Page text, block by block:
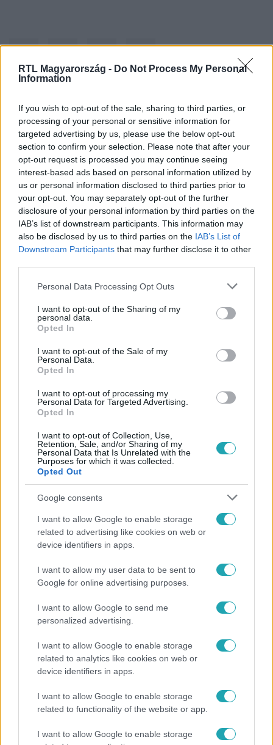
RTL Magyarország - Do Not Process My Personal
Information
If you wish to opt-out of the sale, sharing to third parties, or
processing of your personal or sensitive information for
targeted advertising by us, please use the below opt-out
section to confirm your selection. Please note that after your
opt-out request is processed you may continue seeing
interest-based ads based on personal information utilized by
us or personal information disclosed to third parties prior to
your opt-out. You may separately opt-out of the further
disclosure of your personal information by third parties on the
IAB’s list of downstream participants. This information may
also be disclosed by us to third parties on the IAB’s List of
Downstream Participants that may further disclose it to other
Please note that this website/app uses one or more Google
not limited to your visit or usage behaviour. You may click to
grant or deny consent to Google and its third-party tags to
use your data for below specified purposes in below Google
consent section.
Personal Data Processing Opt Outs
I want to opt-out of the Sharing of my
personal data.
Opted In
I want to opt-out of the Sale of my
Personal Data.
Opted In
I want to opt-out of processing my
Personal Data for Targeted Advertising.
Opted In
I want to opt-out of Collection, Use,
Retention, Sale, and/or Sharing of my
Personal Data that Is Unrelated with the
Purposes for which it was collected.
Opted Out
Google consents
I want to allow Google to enable storage
related to advertising like cookies on web or
device identifiers in apps.
I want to allow my user data to be sent to
Google for online advertising purposes.
I want to allow Google to send me
personalized advertising.
I want to allow Google to enable storage
related to analytics like cookies on web or
device identifiers in apps.
I want to allow Google to enable storage
related to functionality of the website or app.
I want to allow Google to enable storage
Kövess minket, és értesülj a friss hírekről a
Facebookon is!
Követem
#KULTÚRA #SZIGET 2025 #SZIGET FESZTIVÁL
Népszerű
14:09
Reggeli
„A csúcs opcionális, a biztonságos hazatérés
kötelező” – 50 méterre a csúcstól fordult vissza
Klein Dávid